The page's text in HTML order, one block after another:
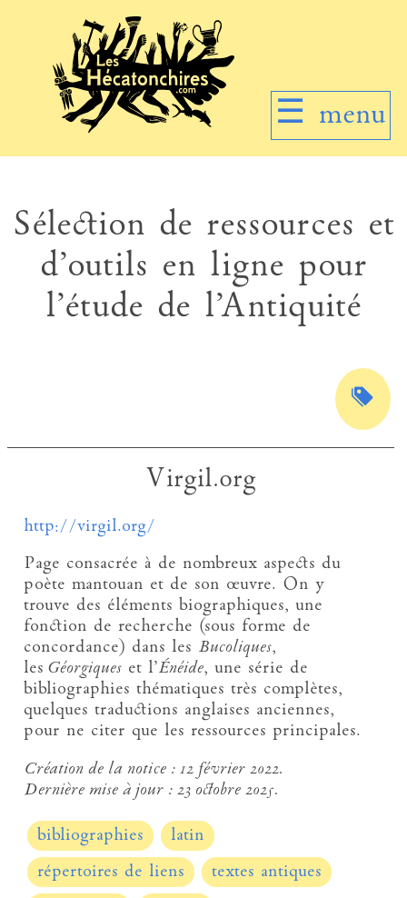
☰ menu
Sélection de ressources et
d’outils en ligne pour
l’étude de l’Antiquité
Virgil.org
http://virgil.org/
Page consacrée à de nombreux aspects du
poète mantouan et de son œuvre. On y
trouve des éléments biographiques, une
fonction de recherche (sous forme de
concordance) dans les Bucoliques,
les Géorgiques et l’Énéide, une série de
bibliographies thématiques très complètes,
quelques traductions anglaises anciennes,
pour ne citer que les ressources principales.
Création de la notice :12 février 2022.
Dernière mise à jour :23 octobre 2025.
bibliographies
latin
répertoires de liens
textes antiques